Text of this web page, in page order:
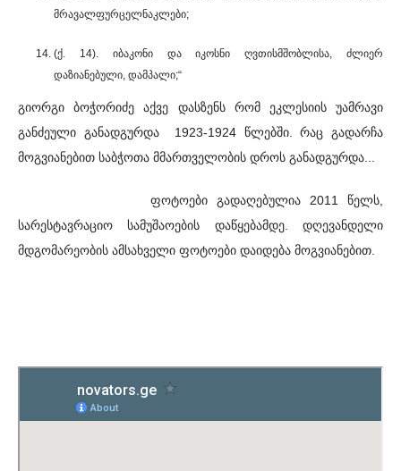
მრავალფურცელნაკლები;
(ქ. 14). იბაკონი და იკოსნი ღვთისმშობლისა, ძლიერ
დაზიანებული, დამპალი;“
გიორგი ბოჭორიძე აქვე დასზენს რომ ეკლესიის უამრავი
განძეული განადგურდა 1923-1924 წლებში. რაც გადარჩა
მოგვიანებით საბჭოთა მმართველობის დროს განადგურდა...
ფოტოები გადაღებულია 2011 წელს,
სარესტავრაციო სამუშაოების დაწყებამდე. დღევანდელი
მდგომარეობის ამსახველი ფოტოები დაიდება მოგვიანებით.